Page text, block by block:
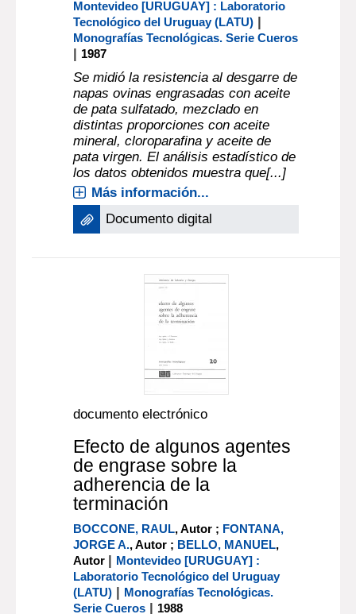
Montevideo [URUGUAY] : Laboratorio
Tecnológico del Uruguay (LATU) |
Monografías Tecnológicas. Serie Cueros
| 1987
Se midió la resistencia al desgarre de
napas ovinas engrasadas con aceite
de pata sulfatado, mezclado en
distintas proporciones con aceite
mineral, cloroparafina y aceite de
pata virgen. El análisis estadístico de
los datos obtenidos muestra que[...]
Más información...
Documento digital
documento electrónico
Efecto de algunos agentes
de engrase sobre la
adherencia de la
terminación
BOCCONE, RAUL, Autor ; FONTANA,
JORGE A., Autor ; BELLO, MANUEL,
Autor | Montevideo [URUGUAY] :
Laboratorio Tecnológico del Uruguay
(LATU) | Monografías Tecnológicas.
Serie Cueros | 1988